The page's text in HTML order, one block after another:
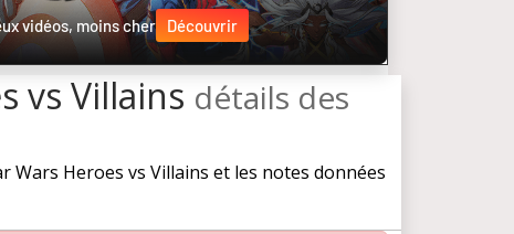
vidéos, moins cher Découvrir
vs Villains détails des
Heroes vs Villains et les notes données